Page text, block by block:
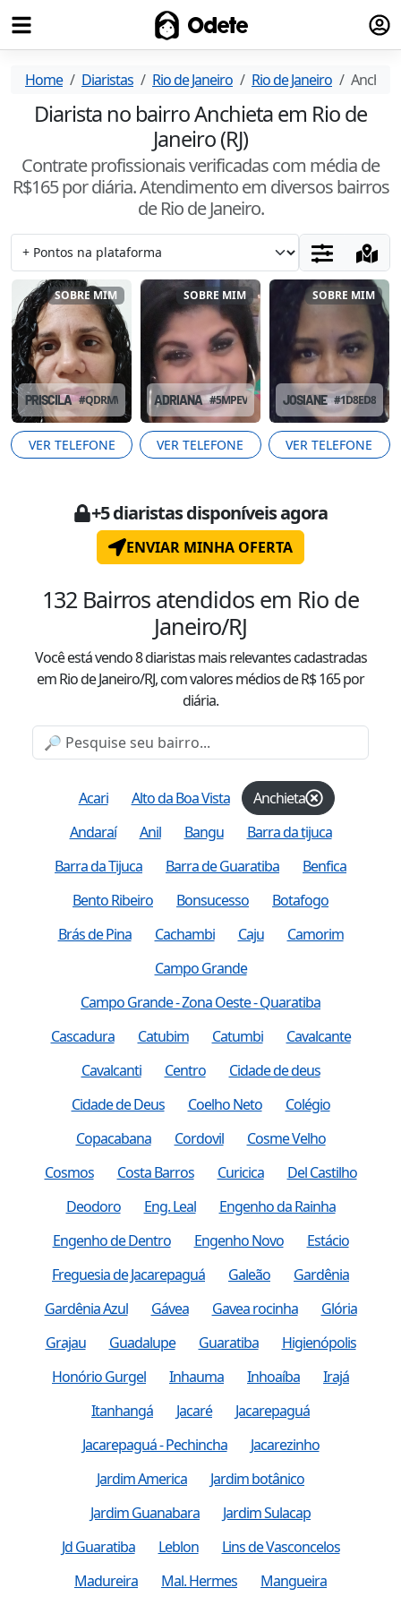
Odete
Home Diaristas Rio de Janeiro Rio de Janeiro
Diarista no bairro Anchieta em Rio de
Janeiro (RJ)
Contrate profissionais verificadas com média de
R$165por diária. Atendimentoem diversos bairros
de Rio de Janeiro.
SOBRE MIM
PRISCILA #QDRMW2R0
VER TELEFONE
SOBRE MIM
ADRIANA #5MPEVWF3
VER TELEFONE
SOBRE MIM
JOSIANE #1D8ED8HB
VER TELEFONE
+5diaristas disponíveis agora
ENVIAR MINHA OFERTA
132 Bairros atendidos em Rio de
Janeiro/RJ
Você está vendo8diaristas mais relevantes cadastradas
em Rio de Janeiro/RJ, com valoresmédiosde R$165por
diária.
Acari Alto da Boa Vista
Anchieta
Andaraí
Anil Bangu
Barra da tijuca
Barra da Tijuca
Barra de Guaratiba
Benfica
Bento Ribeiro
Bonsucesso
Botafogo
Brás de Pina
Cachambi Caju
Camorim
Campo Grande
Campo Grande - Zona Oeste - Quaratiba
Cascadura
Catubim Catumbi
Cavalcante
Cavalcanti
Centro
Cidade de deus
Cidade de Deus
Coelho Neto
Colégio
Copacabana
Cordovil
Cosme Velho
Cosmos
Costa Barros Curicica
Del Castilho
Deodoro
Eng. Leal
Engenho da Rainha
Engenho de Dentro
Engenho Novo
Estácio
Freguesia de Jacarepaguá
Galeão
Gardênia
Gardênia Azul
Gávea Gavea rocinha
Glória
Grajau
Guadalupe Guaratiba
Higienópolis
Honório Gurgel
Inhauma Inhoaíba
Irajá
Itanhangá
Jacaré
Jacarepaguá
Jacarepaguá - Pechincha
Jacarezinho
Jardim America
Jardim botânico
Jardim Guanabara
Jardim Sulacap
Jd Guaratiba
Leblon
Lins de Vasconcelos
Madureira
Mal. Hermes
Mangueira